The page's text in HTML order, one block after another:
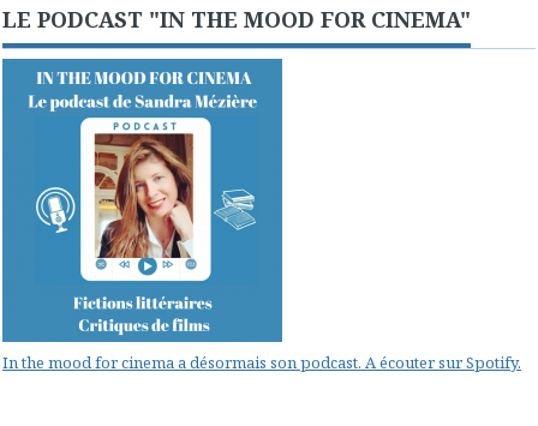
LE PODCAST "IN THE MOOD FOR CINEMA"
In the mood for cinema a désormais son podcast. A écouter sur Spotify.